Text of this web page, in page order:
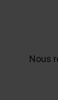
Nous